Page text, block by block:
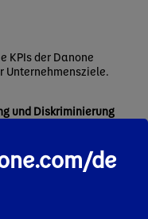
KPIs der Danone
Unternehmensziele.
und Diskriminierung
in dem alle mitde